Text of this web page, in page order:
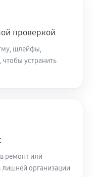
Canon EF 75-300
проверкой
шлейфы,
устранить
ремонт или
организации